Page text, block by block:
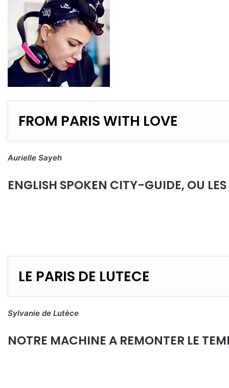
FROM PARIS WITH LOVE
Aurielle Sayeh
ENGLISH SPOKEN CITY-GUIDE, OU
LE PARIS DE LUTECE
Sylvanie de Lutèce
NOTRE MACHINE A REMONTER LE